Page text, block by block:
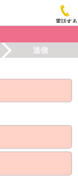
電話する
送信